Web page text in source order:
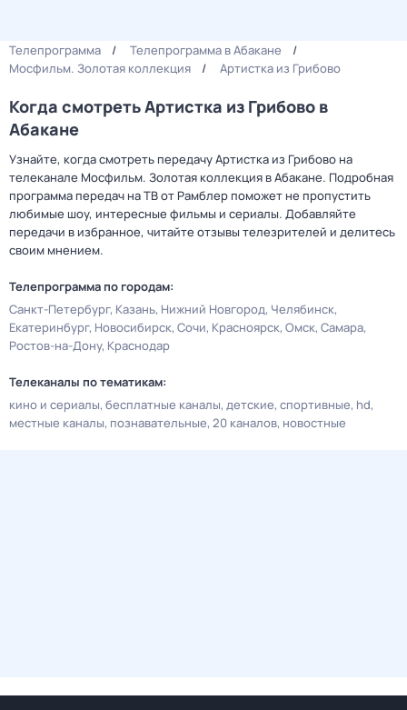
Телепрограмма
Телепрограмма в Абакане
Мосфильм. Золотая коллекция
Артистка из Грибово
Когда смотреть Артистка из Грибово в
Абакане
Узнайте, когда смотреть передачу Артистка из Грибово на
телеканале Мосфильм. Золотая коллекция в Абакане. Подробная
программа передач на ТВ от Рамблер поможет не пропустить
любимые шоу, интересные фильмы и сериалы. Добавляйте
передачи в избранное, читайте отзывы телезрителей и делитесь
своим мнением.
Телепрограмма по городам:
Санкт-Петербург Казань Нижний Новгород Челябинск
Екатеринбург Новосибирск Сочи Красноярск Омск Самара
Ростов-на-Дону Краснодар
Телеканалы по тематикам:
кино и сериалы бесплатные каналы детские спортивные hd
местные каналы познавательные 20 каналов новостные